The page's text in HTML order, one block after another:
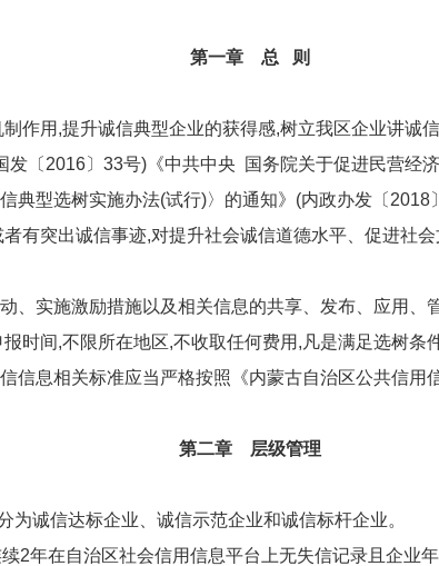
第一章 总 则
用,提升诚信典型企业的获得感,树立我区企业讲诚
〔2016〕33号)《中共中央 国务院关于促进民营经
典型选树实施办法(试行)〉的通知》(内政办发〔2018
突出诚信事迹,对提升社会诚信道德水平、促进社
实施激励措施以及相关信息的共享、发布、应用、
间,不限所在地区,不收取任何费用,凡是满足选树条
息相关标准应当严格按照《内蒙古自治区公共信用
第二章 层级管理
诚信达标企业、诚信示范企业和诚信标杆企业。
2年在自治区社会信用信息平台上无失信记录且企业